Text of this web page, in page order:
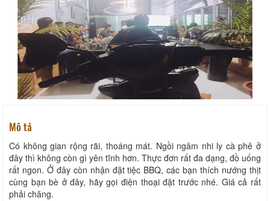
Mô tả
Có không gian rộng rãi, thoáng mát. Ngồi ngâm nhi ly cà phê ở
đây thì không còn gì yên tĩnh hơn. Thực đơn rất đa dạng, đồ uống
rất ngon. Ở đây còn nhận đặt tiệc BBQ, các bạn thích nướng thịt
cùng bạn bè ở đây, hãy gọi điện thoại đặt trước nhé. Giá cả rất
phải chăng.